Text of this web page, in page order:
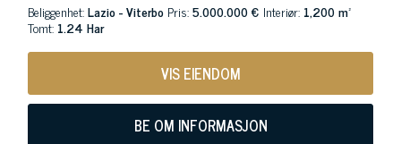
Beliggenhet:Lazio - Viterbo Pris:5.000.000 € Interiør: 1,200 m²
Tomt: 1.24 Har
VIS EIENDOM
BE OM INFORMASJON